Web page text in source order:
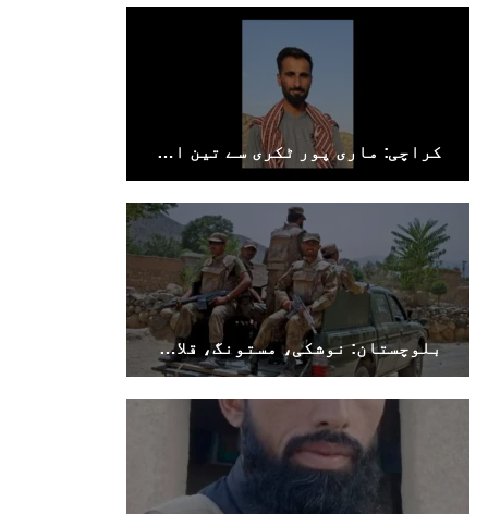
کراچی: ماری پور ٹکری سے تین افراد جبری لاپتہ
بلوچستان: نوشکی، مستونگ، قلات، سوراب اور خضدار میں کرفیو نافذ